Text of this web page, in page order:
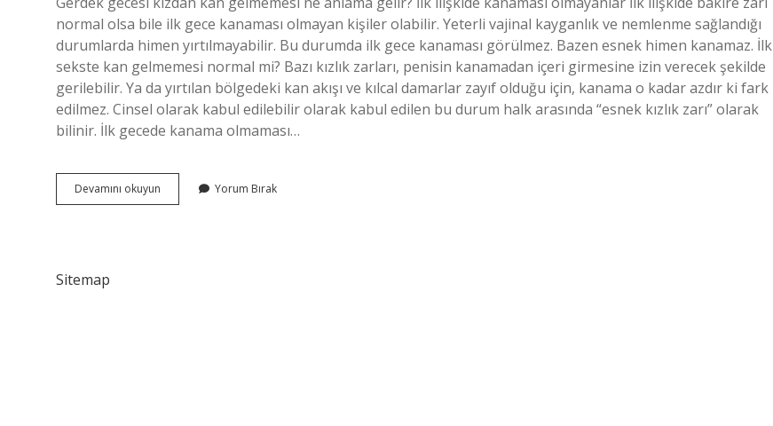
normal olsa bile ilk gece kanaması olmayan kişiler olabilir. Yeterli vajinal kayganlık ve nemlenme sağlandığı
durumlarda himen yırtılmayabilir. Bu durumda ilk gece kanaması görülmez. Bazen esnek himen kanamaz. İlk
sekste kan gelmemesi normal mi? Bazı kızlık zarları, penisin kanamadan içeri girmesine izin verecek şekilde
gerilebilir. Ya da yırtılan bölgedeki kan akışı ve kılcal damarlar zayıf olduğu için, kanama o kadar azdır ki fark
edilmez. Cinsel olarak kabul edilebilir olarak kabul edilen bu durum halk arasında “esnek kızlık zarı” olarak
bilinir. İlk gecede kanama olmaması…
Devamını okuyun
Gecesi
Yorum Bırak
Sitemap